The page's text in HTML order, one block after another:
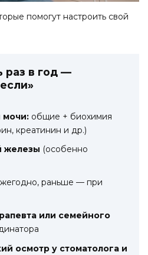
помогут настроить свой
раз в год —
мочи: общие + биохимия
креатинин и др.)
железы (особенно
раньше — при
или семейного
осмотр у стоматолога и